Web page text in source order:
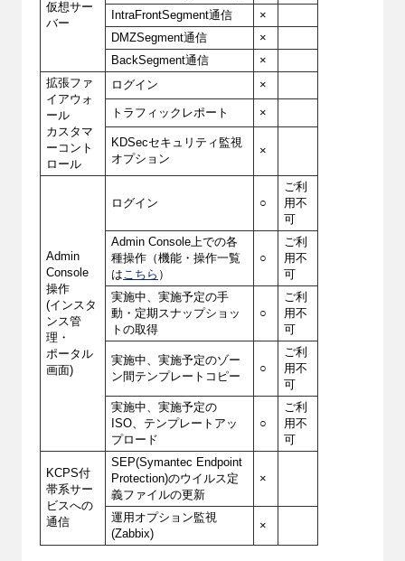
仮想サー
バー
IntraFrontSegment通信
×
DMZSegment通信
×
BackSegment通信
×
拡張ファ
イアウォ
ール
カスタマ
ーコント
ロール
ログイン ×
トラフィックレポート ×
KDSecセキュリティ監視
オプション
×
Admin
Console
操作
(インスタ
ンス管
理・
ポータル
画面)
ログイン ○
ご利
用不
可
Admin Console上での各
種操作（機能・操作一覧
は こちら ）
○
ご利
用不
可
実施中、実施予定の手
動・定期スナップショッ
トの取得
○
ご利
用不
可
実施中、実施予定のゾー
ン間テンプレートコピー
○
ご利
用不
可
実施中、実施予定の
ISO、テンプレートアッ
プロード
○
ご利
用不
可
KCPS付
帯系サー
ビスへの
通信
SEP(Symantec Endpoint
Protection)のウイルス定
義ファイルの更新
×
運用オプション監視
(Zabbix)
×